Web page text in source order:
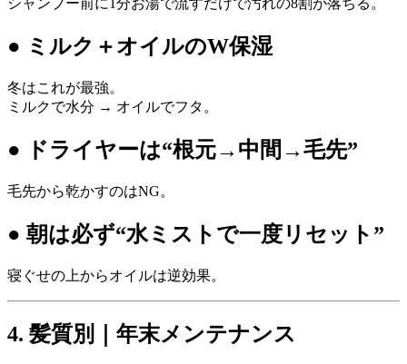
シャンプー前に1分お湯で流すだけで汚れの8割が落ちる。
● ミルク＋オイルのW保湿
冬はこれが最強。
ミルクで水分 → オイルでフタ。
● ドライヤーは“根元→中間→毛先”
毛先から乾かすのはNG。
● 朝は必ず“水ミストで一度リセット”
寝ぐせの上からオイルは逆効果。
4. 髪質別｜年末メンテナンス